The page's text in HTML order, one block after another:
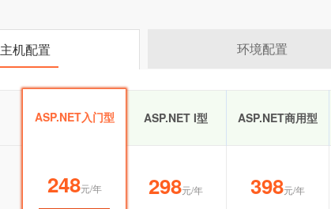
主机配置 环境配置
ASP.NET入门型 ASP.NET I型 ASP.NET商用型
248元/年 298元/年 398元/年
ASP.NET入门型
248元/年